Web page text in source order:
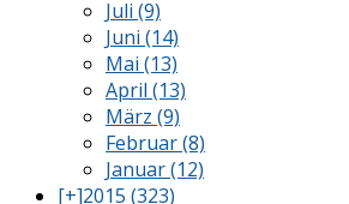
Juli (9)
Juni (14)
Mai (13)
April (13)
März (9)
Februar (8)
Januar (12)
[+]2015 (323)